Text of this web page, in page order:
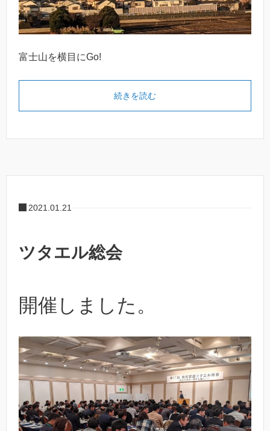
富士山を横目にGo!
続きを読む
2021.01.21
ツタエル総会
開催しました。